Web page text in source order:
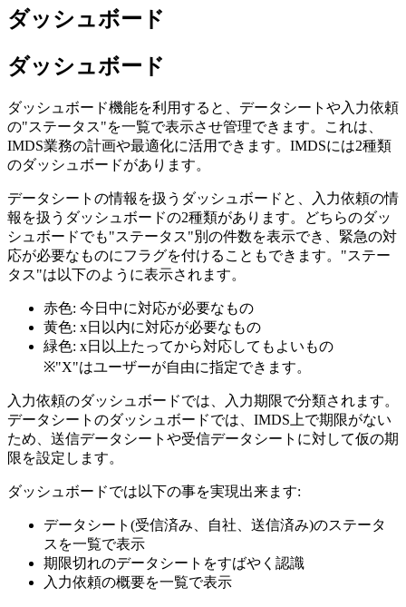
ダッシュボード
ダッシュボード
ダッシュボード機能を利用すると、データシートや入力依頼
の"ステータス"を一覧で表示させ管理できます。これは、
IMDS業務の計画や最適化に活用できます。IMDSには2種類
のダッシュボードがあります。
データシートの情報を扱うダッシュボードと、入力依頼の情
報を扱うダッシュボードの2種類があります。どちらのダッ
シュボードでも"ステータス"別の件数を表示でき、緊急の対
応が必要なものにフラグを付けることもできます。"ステー
タス"は以下のように表示されます。
赤色: 今日中に対応が必要なもの
黄色: x日以内に対応が必要なもの
緑色: x日以上たってから対応してもよいもの
※"X"はユーザーが自由に指定できます。
入力依頼のダッシュボードでは、入力期限で分類されます。
データシートのダッシュボードでは、IMDS上で期限がない
ため、送信データシートや受信データシートに対して仮の期
限を設定します。
ダッシュボードでは以下の事を実現出来ます:
データシート(受信済み、自社、送信済み)のステータ
スを一覧で表示
期限切れのデータシートをすばやく認識
入力依頼の概要を一覧で表示